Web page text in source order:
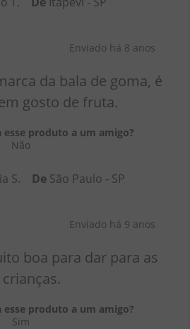
Enviado há 8 anos
da bala de goma, é
gosto de fruta.
esse produto a um amigo?
Não
S. De São Paulo - SP
Enviado há 9 anos
boa para dar para as
crianças.
esse produto a um amigo?
Sim